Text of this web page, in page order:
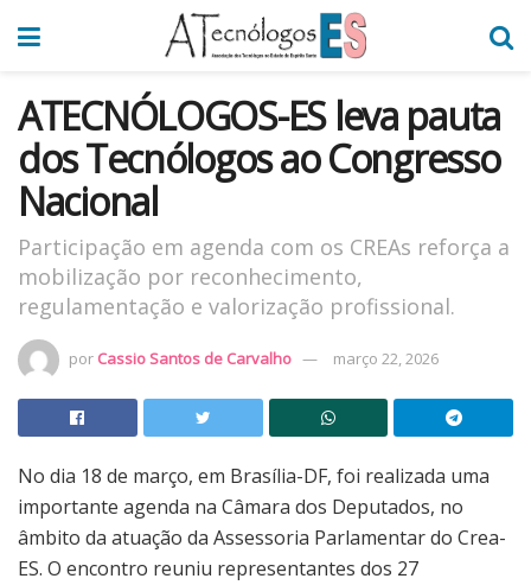
ATECNÓLOGOS-ES leva pauta
dos Tecnólogos ao Congresso
Nacional
Participação em agenda com os CREAs reforça a
mobilização por reconhecimento,
regulamentação e valorização profissional.
por Cassio Santos de Carvalho março 22, 2026
No dia 18 de março, em Brasília-DF, foi realizada uma
importante agenda na Câmara dos Deputados, no
âmbito da atuação da Assessoria Parlamentar do Crea-
ES. O encontro reuniu representantes dos 27